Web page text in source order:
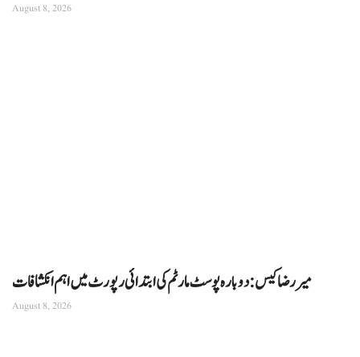
August 8, 2026
میر رضا کیس: دوبارہ پوسٹ مارٹم کی ابتدائی رپورٹ میں اہم انکشافات
August 8, 2026